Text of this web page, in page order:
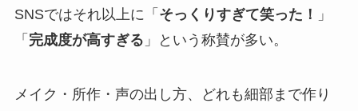
SNSではそれ以上に「 そっくりすぎて笑った！
」
「 完成度が高すぎる 」という称賛が多い。
メイク・所作・声の出し方、どれも細部まで作り